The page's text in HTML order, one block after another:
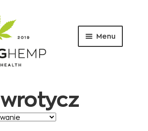
Menu
wrotycz